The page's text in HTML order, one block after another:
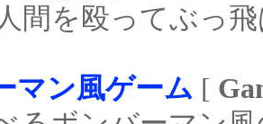
間を殴ってぶっ
マン風ゲーム [